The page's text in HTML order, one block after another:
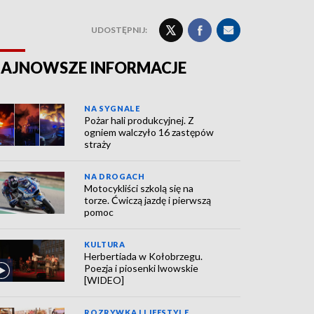
UDOSTĘPNIJ:
INFORMACJE
NA SYGNALE
Pożar hali produkcyjnej. Z
ogniem walczyło 16 zastępów
straży
NA DROGACH
Motocykliści szkolą się na
torze. Ćwiczą jazdę i pierwszą
pomoc
KULTURA
Herbertiada w Kołobrzegu.
Poezja i piosenki lwowskie
[WIDEO]